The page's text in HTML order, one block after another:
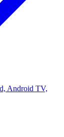
Android TV,